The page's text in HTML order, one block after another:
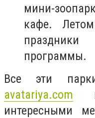
мини-
кафе.
программы.
Все эти
avatariya.com
интересными